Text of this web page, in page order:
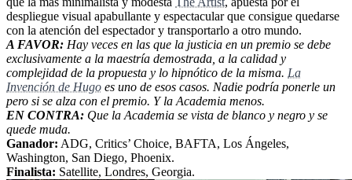
despliegue visual apabullante y espectacular que consigue quedarse
con la atención del espectador y transportarlo a otro mundo.
A FAVOR: Hay veces en las que la justicia en un premio se debe
exclusivamente a la maestría demostrada, a la calidad y
complejidad de la propuesta y lo hipnótico de la misma. La
Invención de Hugo es uno de esos casos. Nadie podría ponerle un
pero si se alza con el premio. Y la Academia menos.
EN CONTRA: Que la Academia se vista de blanco y negro y se
quede muda.
Ganador: ADG, Critics’ Choice, BAFTA, Los Ángeles,
Washington, San Diego, Phoenix.
Finalista: Satellite, Londres, Georgia.